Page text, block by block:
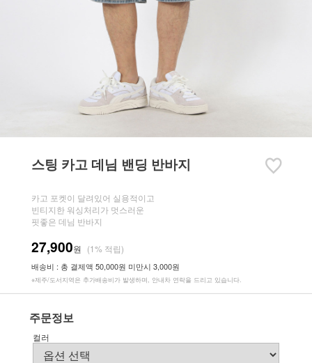
스팅 카고 데님 밴딩 반바지
카고 포켓이 달려있어 실용적이고
빈티지한 워싱처리가 멋스러운
핏좋은 데님 반바지
27,900원 (1% 적립)
배송비 : 총 결제액 50,000원 미만시 3,000원
※제주/도서지역은 추가배송비가 발생하며, 안내차 연락을 드리고 있습니다.
주문정보
컬러